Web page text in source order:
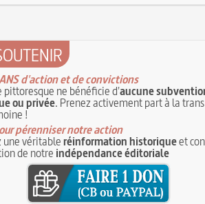
d'action et de convictions
pittoresque ne bénéficie d'aucune
ou privée. Prenez activement part à la
!
pérenniser notre action
une véritableréinformation historiqueet
de notre indépendance éditoriale